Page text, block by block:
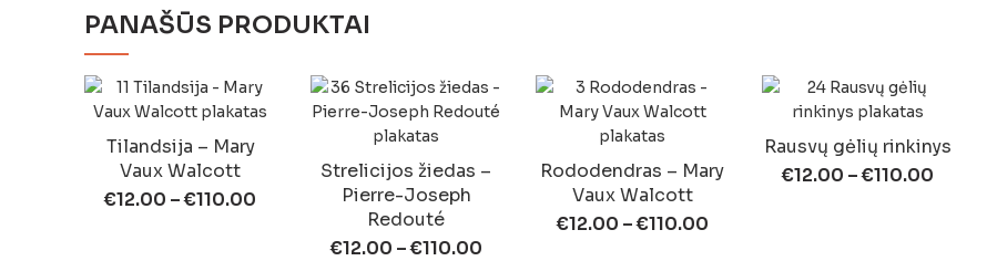
PANAŠŪS PRODUKTAI
Tilandsija – Mary
Vaux Walcott
€12.00 –€110.00
Strelicijos žiedas –
Pierre-Joseph
Redouté
€12.00 –€110.00
Rododendras – Mary
Vaux Walcott
€12.00 –€110.00
Rausvų gėlių rinkinys
€12.00 –€110.00